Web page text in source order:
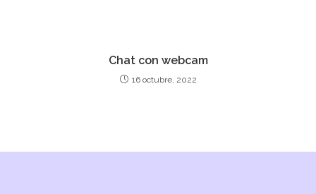
Chat con webcam
16 octubre, 2022